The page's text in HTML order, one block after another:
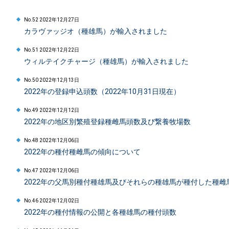
No.52 2022年12月27日
カラヴァッジオ（種雄馬）が輸入されました
No.51 2022年12月22日
ウィルテイクチャージ（種雄馬）が輸入されました
No.50 2022年12月13日
2022年の登録申込頭数（2022年10月31日現在）
No.49 2022年12月12日
2022年の地区別繁殖登録種雌馬頭数及び繋養牧場数
No.48 2022年12月06日
2022年の種付種雌馬の傾向について
No.47 2022年12月06日
2022年の父馬別種付種雄馬及びそれらの種雄馬が種付した種雌
No.46 2022年12月02日
2022年の種付情報の公開と各種雄馬の種付頭数